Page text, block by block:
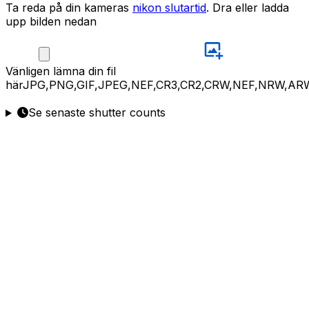
Ta reda på din kameras nikon slutartid. Dra eller ladda
upp bilden nedan
Vänligen lämna din fil
här
Se senaste shutter counts